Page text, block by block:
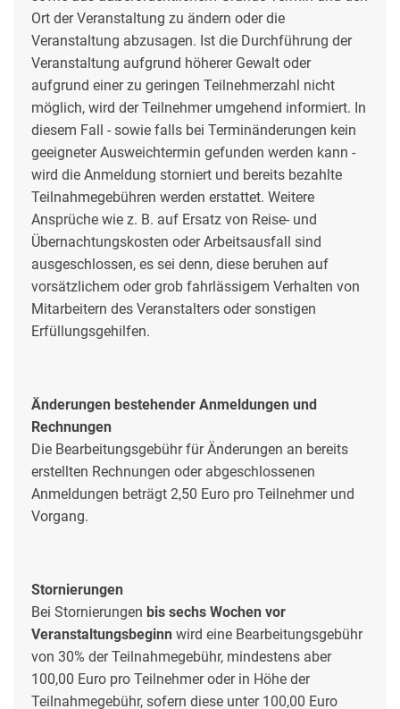
Ort der Veranstaltung zu ändern oder die
Veranstaltung abzusagen. Ist die Durchführung der
Veranstaltung aufgrund höherer Gewalt oder
aufgrund einer zu geringen Teilnehmerzahl nicht
möglich, wird der Teilnehmer umgehend informiert. In
diesem Fall - sowie falls bei Terminänderungen kein
geeigneter Ausweichtermin gefunden werden kann -
wird die Anmeldung storniert und bereits bezahlte
Teilnahmegebühren werden erstattet. Weitere
Ansprüche wie z. B. auf Ersatz von Reise- und
Übernachtungskosten oder Arbeitsausfall sind
ausgeschlossen, es sei denn, diese beruhen auf
vorsätzlichem oder grob fahrlässigem Verhalten von
Mitarbeitern des Veranstalters oder sonstigen
Erfüllungsgehilfen.
Änderungen bestehender Anmeldungen und
Rechnungen
Die Bearbeitungsgebühr für Änderungen an bereits
erstellten Rechnungen oder abgeschlossenen
Anmeldungen beträgt 2,50 Euro pro Teilnehmer und
Vorgang.
Stornierungen
Bei Stornierungen bis sechs Wochen vor
Veranstaltungsbeginn wird eine Bearbeitungsgebühr
von 30% der Teilnahmegebühr, mindestens aber
100,00 Euro pro Teilnehmer oder in Höhe der
Teilnahmegebühr, sofern diese unter 100,00 Euro